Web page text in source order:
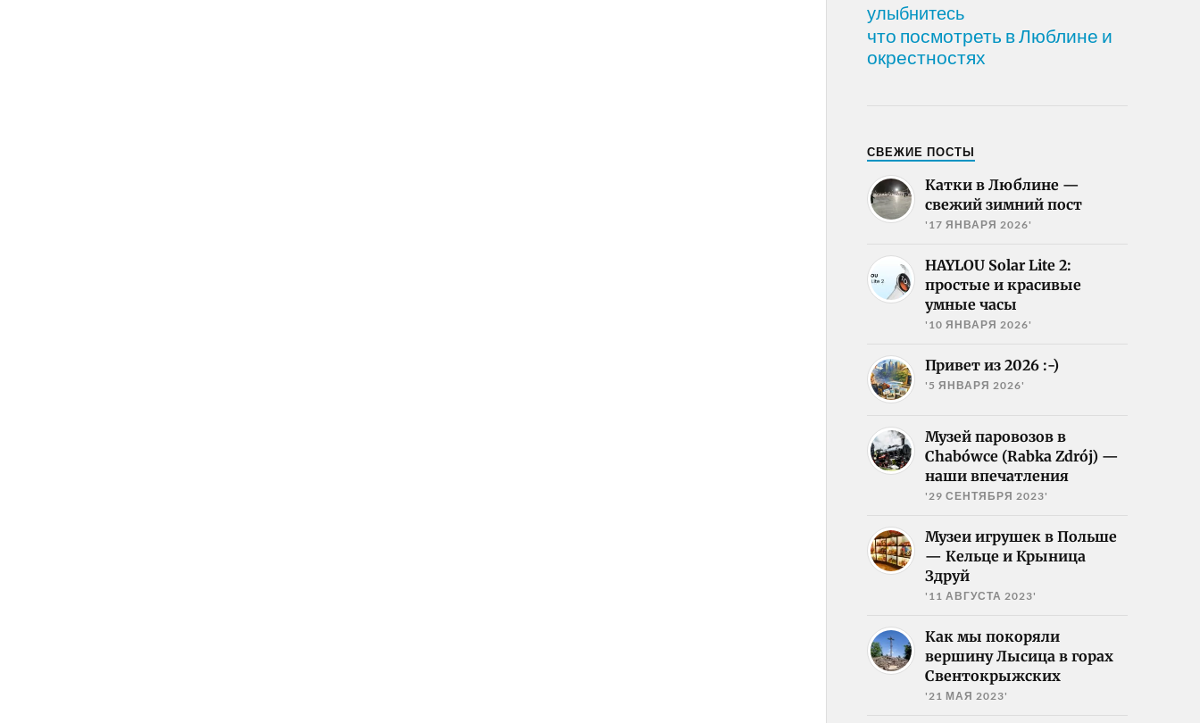
улыбнитесь
что посмотреть в Люблине и
окрестностях
СВЕЖИЕ ПОСТЫ
Катки в Люблине —
свежий зимний пост
'17 ЯНВАРЯ 2026'
HAYLOU Solar Lite 2:
простые и красивые
умные часы
'10 ЯНВАРЯ 2026'
Привет из 2026 :-)
'5 ЯНВАРЯ 2026'
Музей паровозов в
Chabówce (Rabka Zdrój) —
наши впечатления
'29 СЕНТЯБРЯ 2023'
Музеи игрушек в Польше
— Кельце и Крыница
Здруй
'11 АВГУСТА 2023'
Как мы покоряли
вершину Лысица в горах
Свентокрыжских
'21 МАЯ 2023'